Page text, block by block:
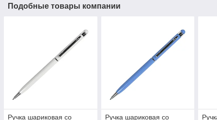
Подобные товары компании
Ручка шариковая со
Ручка шариковая со